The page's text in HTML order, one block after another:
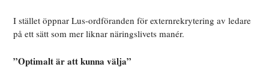
I stället öppnar Lus-ordföranden för externrekrytering av ledare
på ett sätt som mer liknar näringslivets manér.
”Optimalt är att kunna välja”